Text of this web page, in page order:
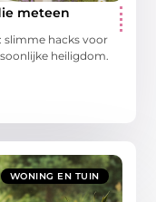
meteen
slimme hacks voor
heiligdom.
WONING EN TUIN